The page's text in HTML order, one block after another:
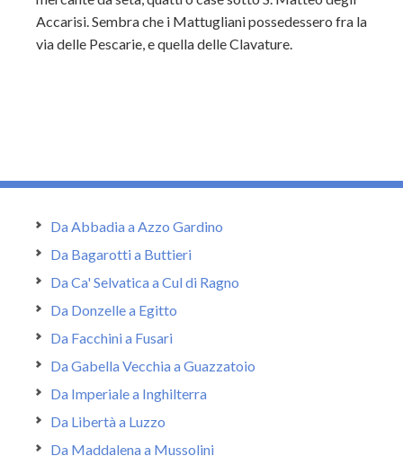
Accarisi. Sembra che i Mattugliani possedessero fra la
via delle Pescarie, e quella delle Clavature.
Da Abbadia a Azzo Gardino
Da Bagarotti a Buttieri
Da Ca' Selvatica a Cul di Ragno
Da Donzelle a Egitto
Da Facchini a Fusari
Da Gabella Vecchia a Guazzatoio
Da Imperiale a Inghilterra
Da Libertà a Luzzo
Da Maddalena a Mussolini